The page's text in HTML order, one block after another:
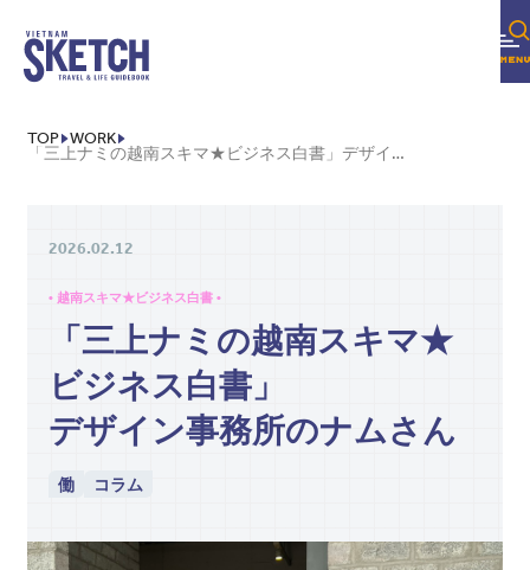
TOP WORK
「三上ナミの越南スキマ★ビジネス白書」デザイン事務所のナムさん
2026.02.12
• 越南スキマ★ビジネス白書 •
「三上ナミの越南スキマ★
ビジネス白書」
デザイン事務所のナムさん
働 コラム